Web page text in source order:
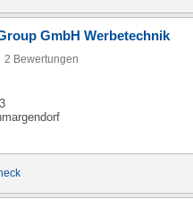
GmbH Werbetechnik
2 Bewertungen